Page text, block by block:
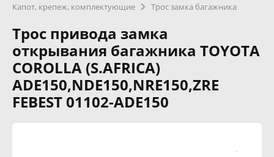
Капот, крепеж, комплектующие
Трос замка багажника
Трос привода замка
открывания багажника TOYOTA
COROLLA (S.AFRICA)
ADE150,NDE150,NRE150,ZRE
FEBEST 01102-ADE150